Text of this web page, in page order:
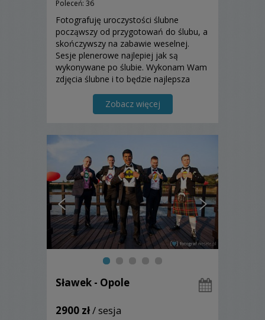
Poleceń: 36
Fotografuję uroczystości ślubne
począwszy od przygotowań do ślubu, a
skończywszy na zabawie weselnej.
Sesje plenerowe najlepiej jak są
wykonywane po ślubie. Wykonam Wam
zdjęcia ślubne i to będzie najlepsza
Zapraszam do skorzystania z mojej
Zobacz więcej
Sławek - Opole
2900 zł/ sesja